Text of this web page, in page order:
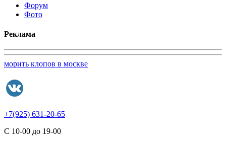
Форум
Фото
Реклама
морить клопов в москве
+7(925) 631-20-65
С 10-00 до 19-00